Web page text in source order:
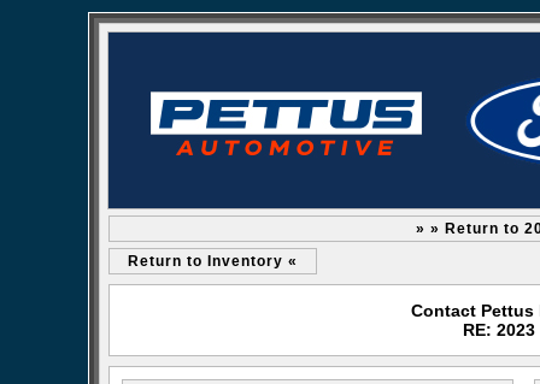
» » Return to
Return to Inventory «
Contact Pettus
RE: